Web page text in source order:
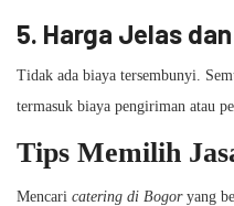
5. Harga Jelas
Tidak ada biaya tersembunyi.
termasuk biaya pengiriman atau
Tips Memilih
Mencari catering di Bogoryang